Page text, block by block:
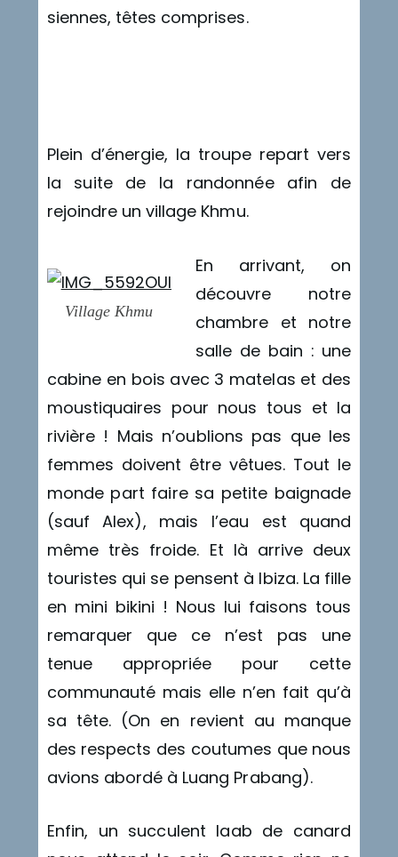
siennes, têtes comprises.
Plein d’énergie, la troupe repart vers
la suite de la randonnée afin de
rejoindre un village Khmu.
Village Khmu
En arrivant, on
découvre notre
chambre et notre
salle de bain : une
cabine en bois avec 3 matelas et des
moustiquaires pour nous tous et la
rivière ! Mais n’oublions pas que les
femmes doivent être vêtues. Tout le
monde part faire sa petite baignade
(sauf Alex), mais l’eau est quand
même très froide. Et là arrive deux
touristes qui se pensent à Ibiza. La fille
en mini bikini ! Nous lui faisons tous
remarquer que ce n’est pas une
tenue appropriée pour cette
communauté mais elle n’en fait qu’à
sa tête. (On en revient au manque
des respects des coutumes que nous
avions abordé à Luang Prabang).
Enfin, un succulent laab de canard